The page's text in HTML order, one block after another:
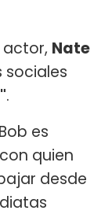
actor, Nate
sociales
.
es
quien
desde